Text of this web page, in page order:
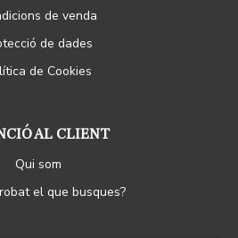
de venda
de dades
de Cookies
AL CLIENT
Qui som
el que busques?